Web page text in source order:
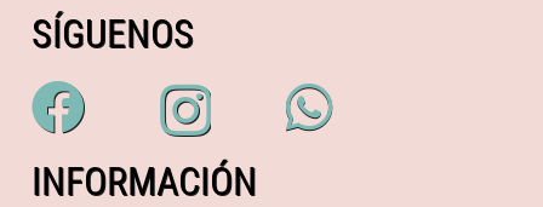
SÍGUENOS
INFORMACIÓN